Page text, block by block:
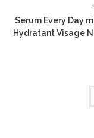
Serum Every Day
Hydratant Visage